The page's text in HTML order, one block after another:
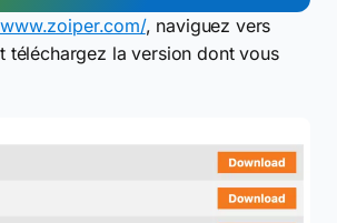
, naviguez vers
téléchargez la version dont vous